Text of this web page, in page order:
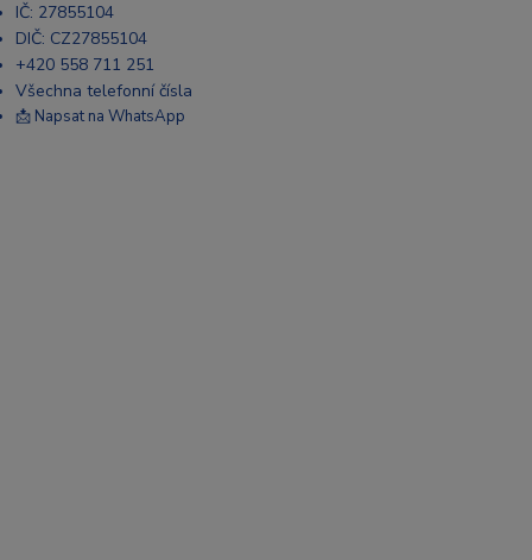
IČ: 27855104
DIČ: CZ27855104
+420 558 711 251
Všechna telefonní čísla
📩 Napsat na WhatsApp